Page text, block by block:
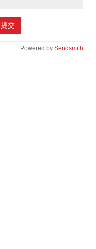
提交
Powered by Sendsmith